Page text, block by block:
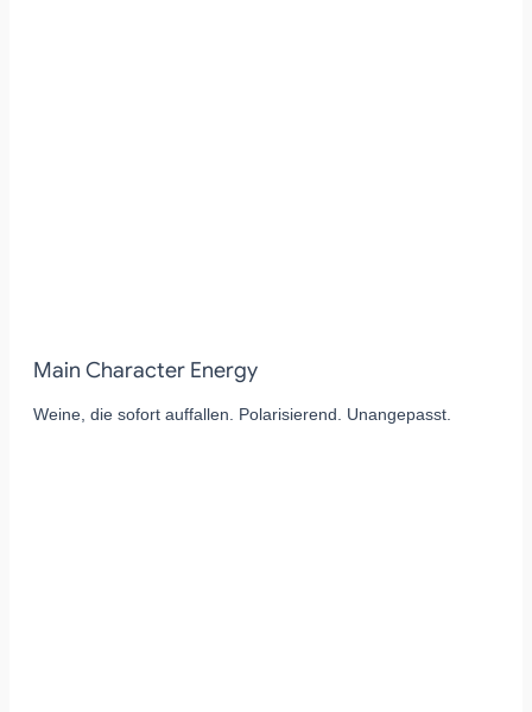
Main Character Energy
Weine, die sofort auffallen. Polarisierend. Unangepasst.